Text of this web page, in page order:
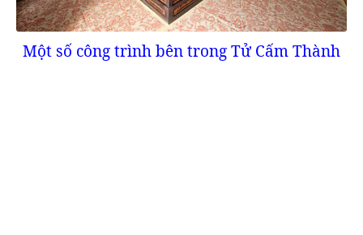
Một số công trình bên trong Tử Cấm Thành